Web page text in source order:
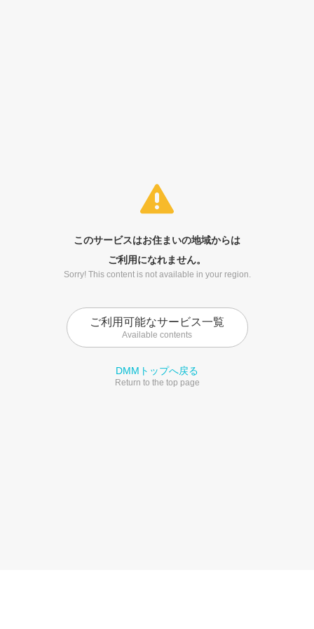
このサービスはお住まいの地域からは
ご利用になれません。
Sorry! This content is not available in your region.
ご利用可能なサービス一覧
Available contents
DMMトップへ戻る
Return to the top page